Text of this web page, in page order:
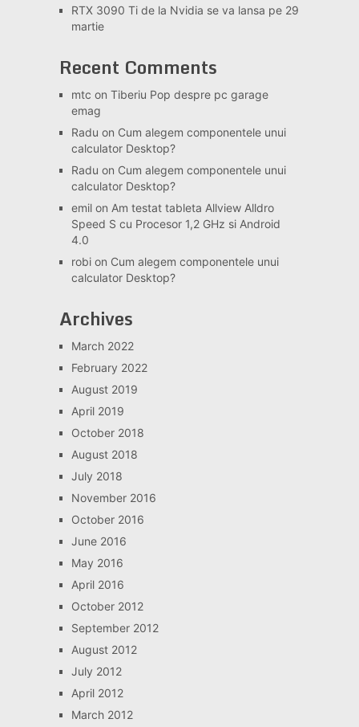
RTX 3090 Ti de la Nvidia se va lansa pe 29
martie
Recent Comments
mtc on Tiberiu Pop despre pc garage
emag
Radu on Cum alegem componentele unui
calculator Desktop?
Radu on Cum alegem componentele unui
calculator Desktop?
emilon Am testat tableta Allview Alldro
Speed S cu Procesor 1,2 GHz si Android
4.0
robion Cum alegem componentele unui
calculator Desktop?
Archives
March 2022
February 2022
August 2019
April 2019
October 2018
August 2018
July 2018
November 2016
October 2016
June 2016
May 2016
April 2016
October 2012
September 2012
August 2012
July 2012
April 2012
March 2012